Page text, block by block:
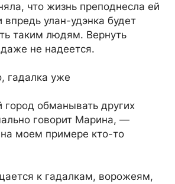
что жизнь преподнесла ей
впредь улан-удэнка будет
таким людям. Вернуть
не надеется.
гадалка уже
город обманывать других
говорит Марина, —
моем примере кто-то
к гадалкам, ворожеям,